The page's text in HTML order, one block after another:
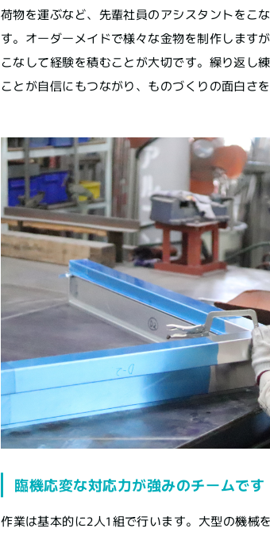
荷物を運ぶなど、先輩社員のアシスタントをこ
す。オーダーメイドで様々な金物を制作します
こなして経験を積むことが大切です。繰り返し
ことが自信にもつながり、ものづくりの面白さ
臨機応変な対応力が強みのチームです
作業は基本的に2人1組で行います。大型の機械